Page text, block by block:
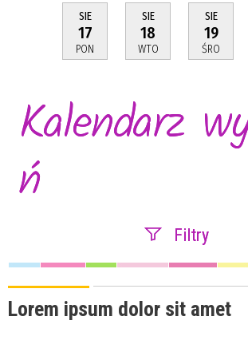
SIE
17
PON
SIE
18
WTO
SIE
19
ŚRO
Kalendarz
ń
Filtry
Lorem ipsum dolor sit amet